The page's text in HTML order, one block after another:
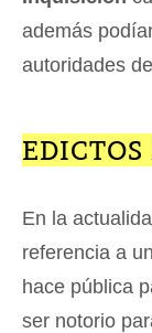
además
autoridades
En la
referencia a
hace pública
ser notorio